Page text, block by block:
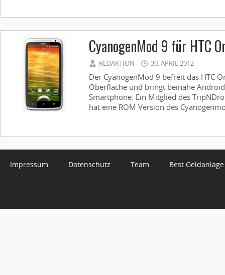
CyanogenMod 9 für HTC
REDAKTION 30. APRIL 2012
Der CyanogenMod 9 befreit das HTC
Oberfläche und bringt beinahe
Smartphone. Ein Mitglied des
hat eine ROM Version des
Impressum Datenschutz Team Best Geldanlage